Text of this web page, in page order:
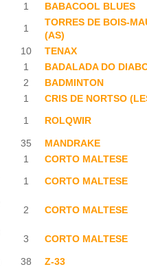
1
BABACOOL BLUES
1
TORRES DE BOIS-
(AS)
10
TENAX
1
BADALADA DO
2
BADMINTON
1
CRIS DE NORTSO
1 ROLQWIR
35
MANDRAKE
1
CORTO MALTESE
1 CORTO MALTESE
2 CORTO MALTESE
3 CORTO MALTESE
38
Z-33